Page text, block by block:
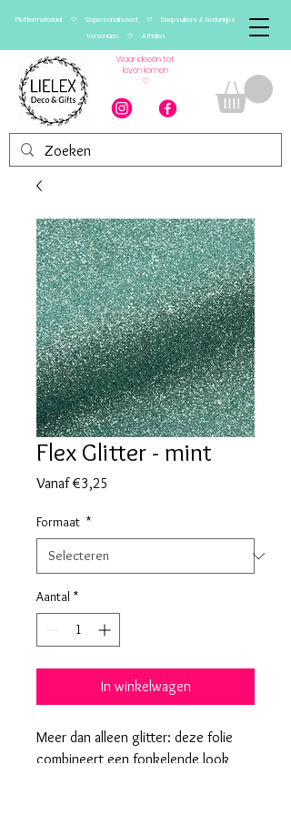
Plottermateriaal ♡ Gepersonaliseerd ♡ Doopsuikers & bedankjes
Verzenden ♡ Afhalen
Waar ideeën tot
leven komen
♡
Flex Glitter - mint
Vanaf€3,25
Formaat *
Aantal *
In winkelwagen
Meer dan alleen glitter: deze folie
combineert een fonkelende look